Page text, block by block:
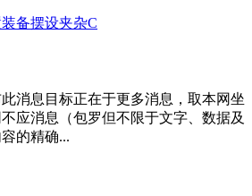
备摆设夹杂C
消息目标正在于更多消息，取本网坐
应消息（包罗但不限于文字、数据及
的精确...